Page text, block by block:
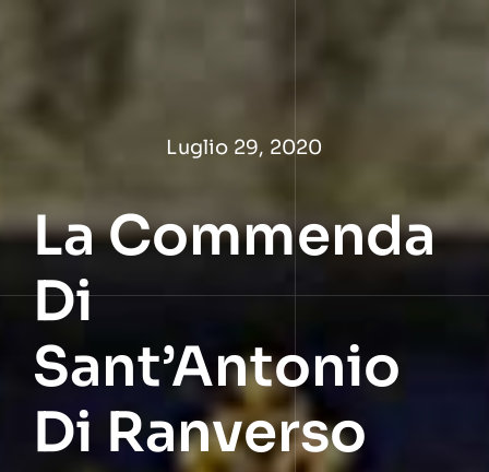
Luglio 29, 2020
La Commenda
Di
Sant’Antonio
Di Ranverso